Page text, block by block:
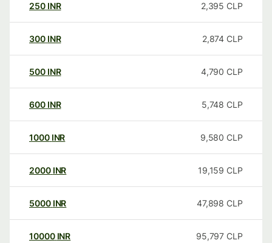
250 INR 2,395 CLP
300 INR 2,874 CLP
500 INR 4,790 CLP
600 INR 5,748 CLP
1000 INR 9,580 CLP
2000 INR 19,159 CLP
5000 INR 47,898 CLP
10000 INR 95,797 CLP